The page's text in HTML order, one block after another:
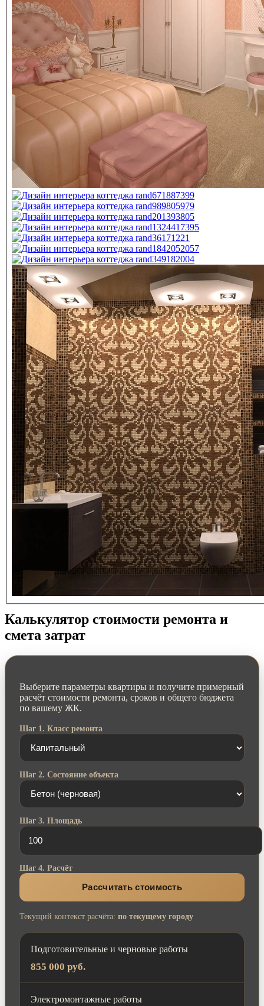
Калькулятор стоимости ремонта и
смета затрат
Выберите параметры квартиры и получите примерный
расчёт стоимости ремонта, сроков и общего бюджета
по вашему ЖК.
Шаг 1. Класс ремонта
Шаг 2. Состояние объекта
Шаг 3. Площадь
Шаг 4. Расчёт
Рассчитать стоимость
Текущий контекст расчёта: по текущему городу
Подготовительные и черновые работы
855 000 руб.
Электромонтажные работы